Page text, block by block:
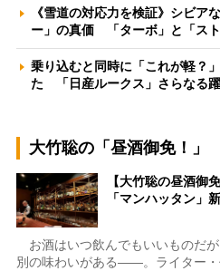
《雪道の対応力を検証》シビア
ー」の真価 「ターボ」と「ス
乗り込むと同時に「これが軽？
た 「日産ルークス」さらなる
大竹聡の「昼酒御免！」
【大竹聡の昼酒御
「マンハッタン」
お酒はいつ飲んでもいいものだ
別の味わいがある――。ライター